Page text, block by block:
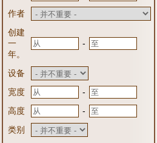
作者
创建
一
年。
-
设备
宽度
-
高度
-
类别